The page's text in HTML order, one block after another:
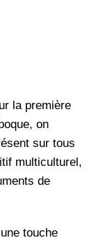
la première
on
sur tous
multiculturel,
de
touche